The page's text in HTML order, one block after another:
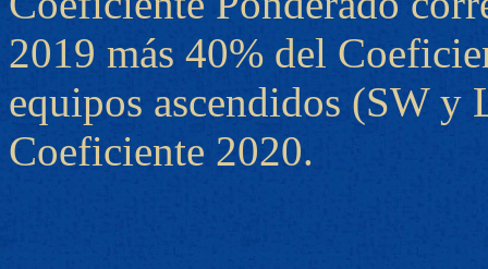
2019 más 40% del
equipos ascendidos (SW y
Coeficiente 2020.